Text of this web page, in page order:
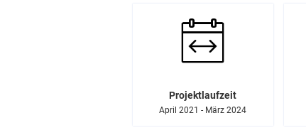
Projektlaufzeit
April 2021 - März 2024